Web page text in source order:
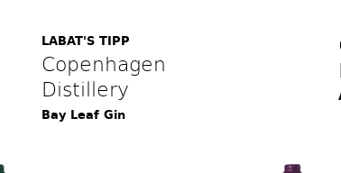
LABAT'S TIPP
Copenhagen
Distillery
Bay Leaf Gin